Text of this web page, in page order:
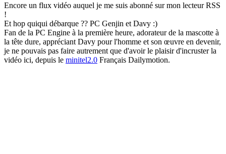
Encore un flux vidéo auquel je me suis abonné sur mon lecteur RSS
!
Et hop quiqui débarque ?? PC Genjin et Davy :)
Fan de la PC Engine à la première heure, adorateur de la mascotte à
la tête dure, appréciant Davy pour l'homme et son œuvre en devenir,
je ne pouvais pas faire autrement que d'avoir le plaisir d'incruster la
vidéo ici, depuis le minitel2.0 Français Dailymotion.